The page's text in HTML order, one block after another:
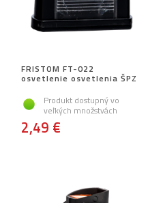
FRISTOM FT-022
osvetlenie osvetlenia ŠPZ
Produkt dostupný vo
veľkých množstvách
2,49 €